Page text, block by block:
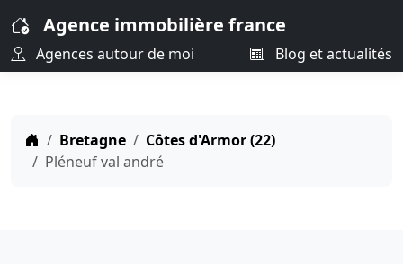
Agence immobilière france
Agences autour de moi Blog et actualités
Bretagne
Côtes d'Armor (22)
Pléneuf val andré